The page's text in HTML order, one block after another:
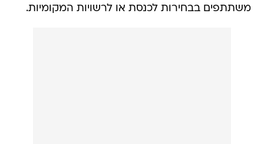
משתתפים בבחירות לכנסת או לרשויות המקומיות.